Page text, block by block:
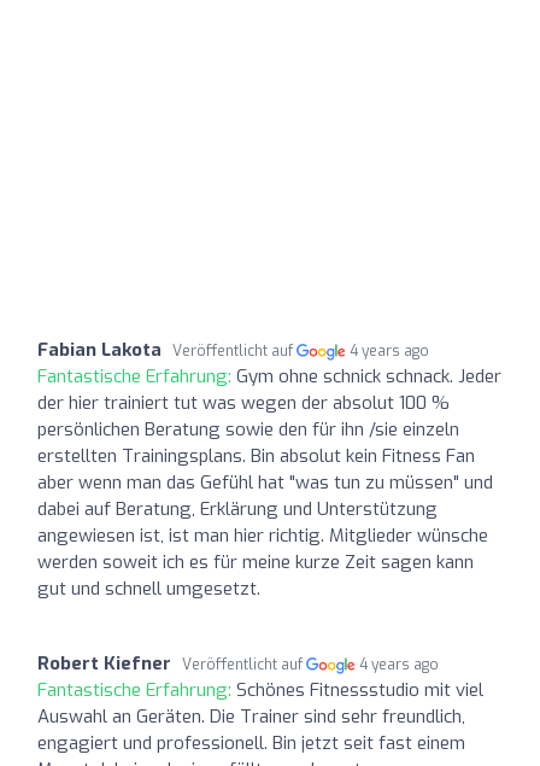
Fabian Lakota Veröffentlicht auf 4 years ago
Fantastische Erfahrung: Gym ohne schnick schnack. Jeder
der hier trainiert tut was wegen der absolut 100 %
persönlichen Beratung sowie den für ihn /sie einzeln
erstellten Trainingsplans. Bin absolut kein Fitness Fan
aber wenn man das Gefühl hat "was tun zu müssen" und
dabei auf Beratung, Erklärung und Unterstützung
angewiesen ist, ist man hier richtig. Mitglieder wünsche
werden soweit ich es für meine kurze Zeit sagen kann
gut und schnell umgesetzt.
Robert Kiefner Veröffentlicht auf 4 years ago
Fantastische Erfahrung: Schönes Fitnessstudio mit viel
Auswahl an Geräten. Die Trainer sind sehr freundlich,
engagiert und professionell. Bin jetzt seit fast einem